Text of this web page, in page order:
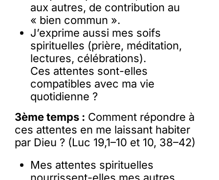
aux autres, de contribution au
« bien commun ».
J’exprime aussi mes soifs
spirituelles (prière, méditation,
lectures, célébrations).
Ces attentes sont-elles
compatibles avec ma vie
quotidienne ?
3ème temps : Comment répondre à
ces attentes en me laissant habiter
par Dieu ? (Luc 19,1–10 et 10, 38–42)
Mes attentes spirituelles